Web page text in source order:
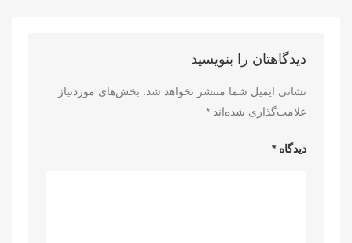
دیدگاهتان را بنویسید
نشانی ایمیل شما منتشر نخواهد شد.
بخش‌های موردنیاز
علامت‌گذاری شده‌اند *
دیدگاه*